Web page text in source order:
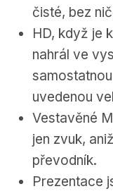
čisté, bez
HD, když je
nahrál ve
uvedenou
Vestavěné
jen zvuk,
převodník.
Prezentace